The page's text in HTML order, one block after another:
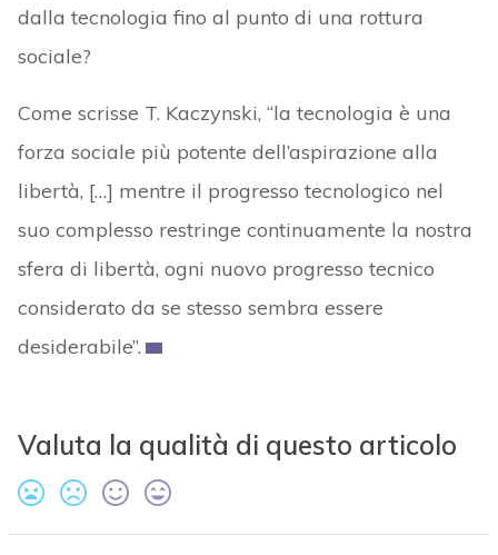
dalla tecnologia fino al punto di una rottura
sociale?
Come scrisse T. Kaczynski, “la tecnologia è una
forza sociale più potente dell’aspirazione alla
libertà, […] mentre il progresso tecnologico nel
suo complesso restringe continuamente la nostra
sfera di libertà, ogni nuovo progresso tecnico
considerato da se stesso sembra essere
desiderabile”.
Valuta la qualità di questo articolo